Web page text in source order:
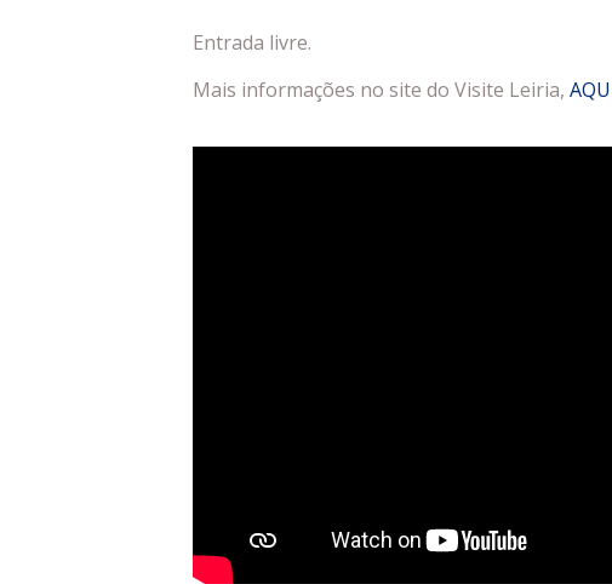
Entrada livre.
Mais informações no site do Visite Leiria,